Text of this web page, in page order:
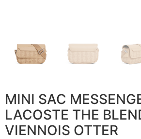
MINI SAC
LACOSTE THE
VIENNOIS OTTER